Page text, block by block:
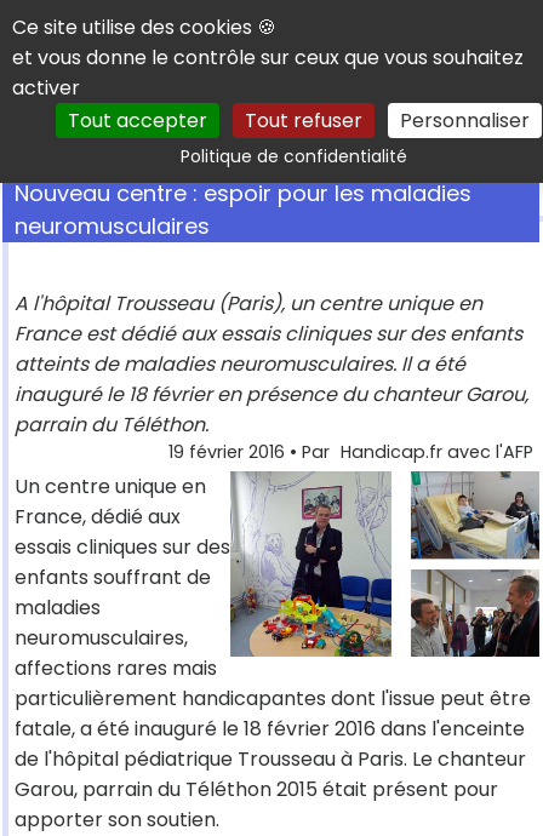
Panneau de gestion des cookies
Ce site utilise des cookies 🍪
et vous donne le contrôle sur ceux que vous souhaitez
activer
Tout accepter
Tout refuser Personnaliser
Politique de confidentialitéRechercher
Nouveau centre : espoir pour les maladies
neuromusculaires
A l'hôpital Trousseau (Paris), un centre unique en
France est dédié aux essais cliniques sur des enfants
atteints de maladies neuromusculaires. Il a été
inauguré le 18 février en présence du chanteur Garou,
parrain du Téléthon.
19 février 2016 • Par Handicap.fr avec l'AFP
Un centre unique en
France, dédié aux
essais cliniques sur des
enfants souffrant de
maladies
neuromusculaires,
affections rares mais
particulièrement handicapantes dont l'issue peut être
fatale, a été inauguré le 18 février 2016 dans l'enceinte
de l'hôpital pédiatrique Trousseau à Paris. Le chanteur
Garou, parrain du Téléthon 2015 était présent pour
apporter son soutien.